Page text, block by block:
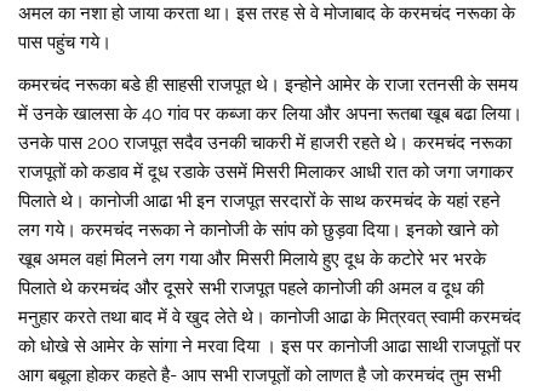
अमल का नशा हो जाया करता था। इस तरह से वे मोजाबाद के करमचंद नरूका के
पास पहुंच गये।
कमरचंद नरूका बडे ही साहसी राजपूत थे। इन्होने आमेर के राजा रतनसी के समय
में उनके खालसा के 40 गांव पर कब्जा कर लिया और अपना रूतबा खूब बढा लिया।
उनके पास 200 राजपूत सदैव उनकी चाकरी में हाजरी रहते थे। करमचंद नरूका
राजपूतों को कडाव में दूध रडाके उसमें मिसरी मिलाकर आधी रात को जगा जगाकर
पिलाते थे। कानोजी आढा भी इन राजपूत सरदारों के साथ करमचंद के यहां रहने
लग गये। करमचंद नरूका ने कानोजी के सांप को छुड़वा दिया। इनको खाने को
खूब अमल वहां मिलने लग गया और मिसरी मिलाये हुए दूध के कटोरे भर भरके
पिलाते थे करमचंद और दूसरे सभी राजपूत पहले कानोजी की अमल व दूध की
मनुहार करते तथा बाद में वे खुद लेते थे। कानोजी आढा के मित्रवत् स्वामी करमचंद
को धोखे से आमेर के सांगा ने मरवा दिया । इस पर कानोजी आढा साथी राजपूतों पर
आग बबूला होकर कहते है- आप सभी राजपूतों को लाणत है जो करमचंद तुम सभी